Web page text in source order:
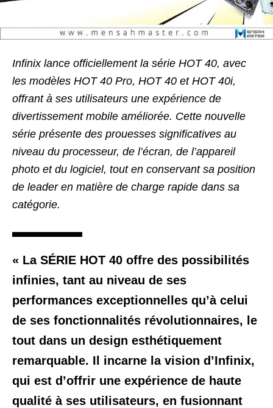
Infinix lance officiellement la série HOT 40, avec
les modèles HOT 40 Pro, HOT 40 et HOT 40i,
offrant à ses utilisateurs une expérience de
divertissement mobile améliorée. Cette nouvelle
série présente des prouesses significatives au
niveau du processeur, de l’écran, de l’appareil
photo et du logiciel, tout en conservant sa position
de leader en matière de charge rapide dans sa
catégorie.
« La SÉRIE HOT 40 offre des possibilités
infinies, tant au niveau de ses
performances exceptionnelles qu’à celui
de ses fonctionnalités révolutionnaires, le
tout dans un design esthétiquement
remarquable. Il incarne la vision d’Infinix,
qui est d’offrir une expérience de haute
qualité à ses utilisateurs, en fusionnant